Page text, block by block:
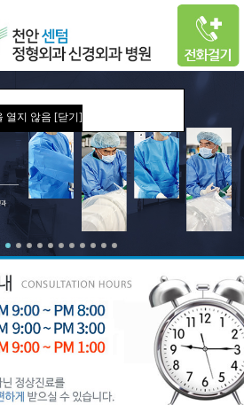
열지 않음 [닫기]